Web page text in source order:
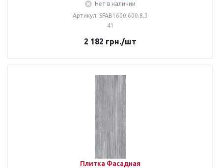
Нет в наличии
Артикул: SFAB1600.600.8.3
41
2 182 грн./шт
Плитка Фасадная